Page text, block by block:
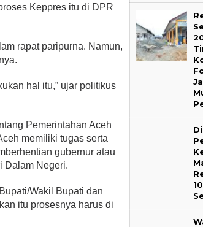
Keppres itu di DPR
rapat paripurna. Namun,
hal itu,” ujar politikus
Pemerintahan Aceh
memiliki tugas serta
gubernur atau
Dalam Negeri.
Wakil Bupati dan
itu prosesnya harus di